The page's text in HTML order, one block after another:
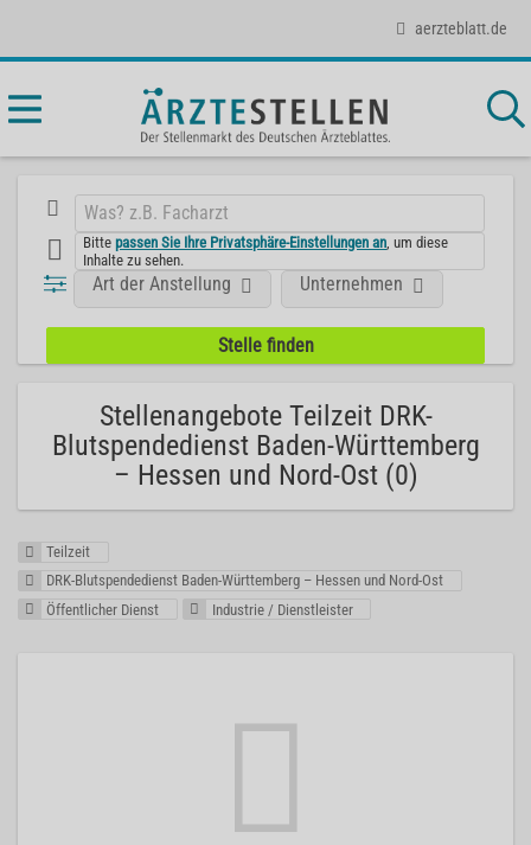
aerzteblatt.de
Bittepassen Sie Ihre Privatsphäre-Einstellungen an , um diese
Inhalte zu sehen.
Art der Anstellung Unternehmen
Stellenangebote Teilzeit DRK-
Blutspendedienst Baden-Württemberg
– Hessen und Nord-Ost (0)
Teilzeit
DRK-Blutspendedienst Baden-Württemberg – Hessen und Nord-Ost
Öffentlicher Dienst
Industrie / Dienstleister